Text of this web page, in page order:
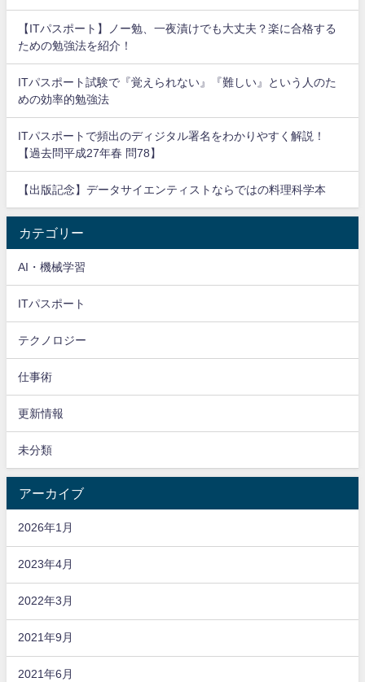
【ITパスポート】ノー勉、一夜漬けでも大丈夫？楽に合格する
ための勉強法を紹介！
ITパスポート試験で『覚えられない』『難しい』という人のた
めの効率的勉強法
ITパスポートで頻出のディジタル署名をわかりやすく解説！
【過去問平成27年春 問78】
【出版記念】データサイエンティストならではの料理科学本
カテゴリー
AI・機械学習
ITパスポート
テクノロジー
仕事術
更新情報
未分類
アーカイブ
2026年1月
2023年4月
2022年3月
2021年9月
2021年6月